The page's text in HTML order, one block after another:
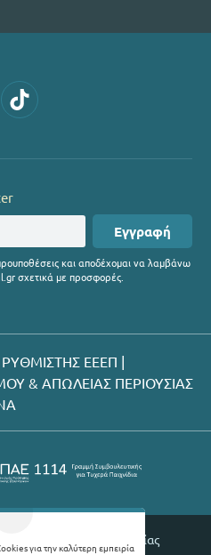
για την καλύτερη εμπειρία
Εγγραφή
και αποδέχομαι να λαμβάνω
σχετικά με προσφορές.
ΕΕΕΠ |
& ΑΠΩΛΕΙΑΣ ΠΕΡΙΟΥΣΙΑΣ
Θέσεις εργασίας